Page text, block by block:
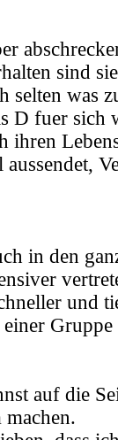
sind
selten was
D fuer sich
ihren
in den
und
auf die